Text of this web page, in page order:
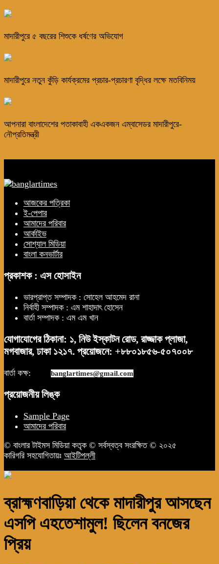
মাদারীপুরে ৫ বছরের শিশুকে ধর্ষণের অভিযোগ
মাদারীপুরে নতুন কুঁড়ি কার্যক্রমের প্রচার-প্রচারণা বৃদ্ধির লক্ষে মতবিনিময়
আপনারা বাংলাদেশের পতাকাবাহী একএকজন এম্বাসেডর মাদারীপুরে-
নৌপ্রতিমন্ত্রী
আজকের পত্রিকা
ই-পেপার
আমাদের পরিবার
আর্কাইভ
সোশ্যাল মিডিয়া
বাংলা কনভার্টার
প্রকাশক : এস হোসাইন
ভারপ্রাপ্ত সম্পাদক : সোহেল আহমেদ রানা
নির্বাহী সম্পাদক : এম শাহাদাৎ হোসেন
বার্তা সম্পাদক : এম এম খান
যোগাযোগের ঠিকানা: ১, নিউ ইস্কাটন রোড, রাজ্জাক প্লাজা,
মগবাজার, ঢাকা ১২১৭. প্রয়োজনে: +৮৮০১৮৫৬-৫০৭০০৮
বার্তা কক্ষ: banglartimes@gmail.com
প্রয়োজনীয় লিঙ্ক
Sample Page
আমাদের পরিবার
© বাংলার টাইমস মিডিয়া কতৃক © সর্বস্বত্ব সংরক্ষিত © ২০২৫
কারিগরি সহযোগিতায়ঃ আইটিপল্লী
ব্রাহ্মণবাড়িয়া থেকে মাদারীপুর আসছেন
এসপি এহতেশামুল! ছিলেন বনজের
প্রিয়